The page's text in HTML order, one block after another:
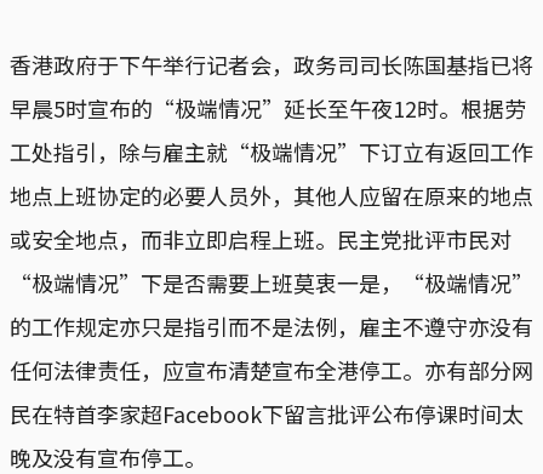
香港政府于下午举行记者会，政务司司长陈国基指已将
早晨5时宣布的“极端情况”延长至午夜12时。根据劳
工处指引，除与雇主就“极端情况”下订立有返回工作
地点上班协定的必要人员外，其他人应留在原来的地点
或安全地点，而非立即启程上班。民主党批评市民对
“极端情况”下是否需要上班莫衷一是，“极端情况”
的工作规定亦只是指引而不是法例，雇主不遵守亦没有
任何法律责任，应宣布清楚宣布全港停工。亦有部分网
民在特首李家超Facebook下留言批评公布停课时间太
晚及没有宣布停工。